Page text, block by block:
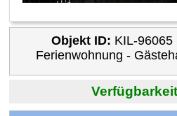
Objekt ID: KIL-96065
Ferienwohnung -